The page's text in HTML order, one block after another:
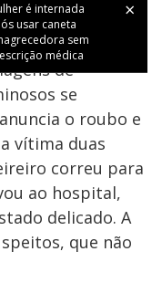
é internada
usar caneta
sem
médica
cabeleireiro foi
trabalha após
de
se
o roubo e
vítima duas
correu para
ao hospital,
delicado. A
que não